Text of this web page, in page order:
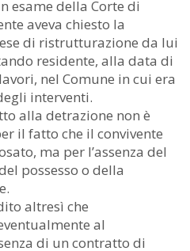
esame della Corte di
aveva chiesto la
di ristrutturazione da lui
residente, alla data di
nel Comune in cui era
interventi.
alla detrazione non è
il fatto che il convivente
ma per l’assenza del
possesso o della
altresì che
al
di un contratto di